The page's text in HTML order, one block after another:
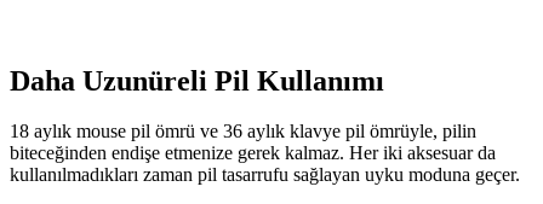
Daha Uzunüreli Pil Kullanımı
18 aylık mouse pil ömrü ve 36 aylık klavye pil ömrüyle, pilin
biteceğinden endişe etmenize gerek kalmaz. Her iki aksesuar da
kullanılmadıkları zaman pil tasarrufu sağlayan uyku moduna geçer.